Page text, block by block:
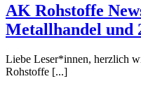
AK Rohstoffe
Metallhandel und
Liebe Leser*innen, herzlich
Rohstoffe [...]